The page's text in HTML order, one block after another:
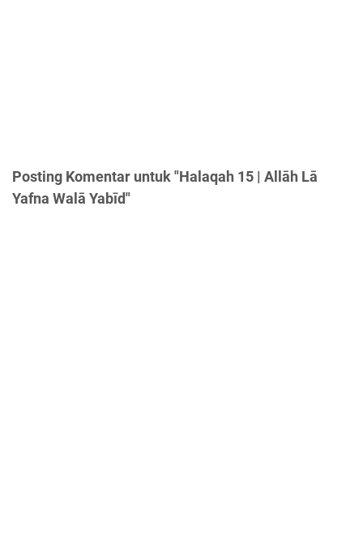
Posting Komentar untuk "Halaqah 15 | Allāh Lā
Yafna Walā Yabīd"